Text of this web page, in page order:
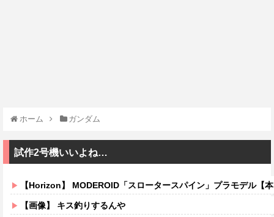
ホーム ガンダム
試作2号機いいよね…
【Horizon】 MODEROID「スロータースパイン」プラモデル【
【画像】 キス釣りするんや